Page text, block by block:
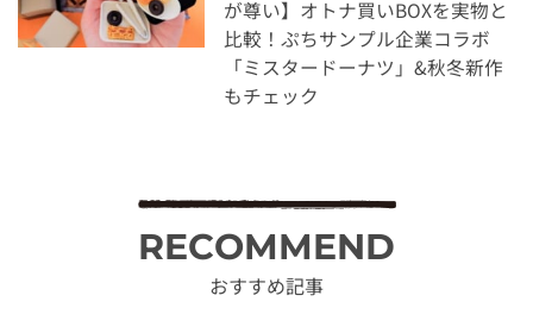
が尊い】オトナ買いBOXを実物と
比較！ぷちサンプル企業コラボ
「ミスタードーナツ」&秋冬新作
もチェック
RECOMMEND
おすすめ記事